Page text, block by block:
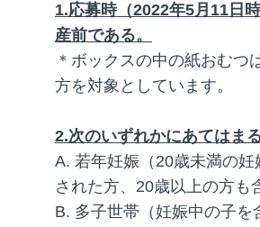
1.応募時（2022年5月11日
産前である。
＊ボックスの中の紙おむつ
方を対象としています。
2.次のいずれかにあてはま
A. 若年妊娠（20歳未満の
された方、20歳以上の方も
B. 多子世帯（妊娠中の子